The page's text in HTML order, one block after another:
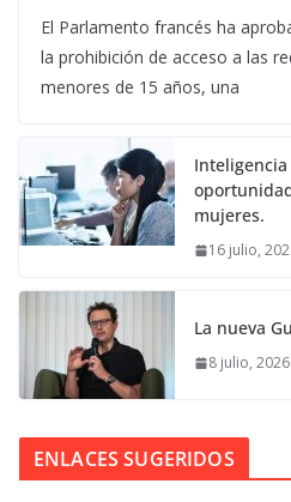
El Parlamento francés ha
la prohibición de acceso a las
menores de 15 años, una
mujeres.
16 julio,
La nueva
8 julio, 2026
ENLACES SUGERIDOS